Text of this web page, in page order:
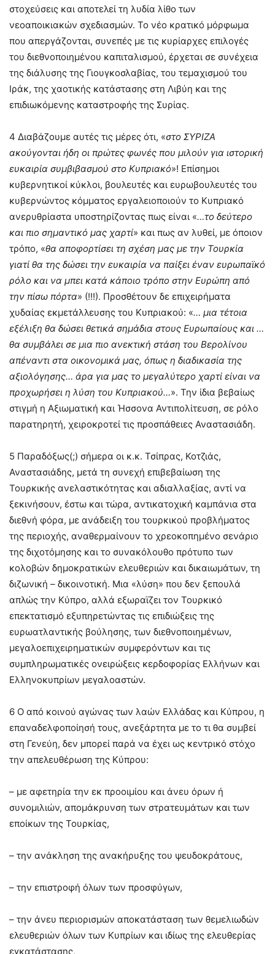
στοχεύσεις και αποτελεί τη λυδία λίθο των
νεοαποικιακών σχεδιασμών. Το νέο κρατικό μόρφωμα
που απεργάζονται, συνεπές με τις κυρίαρχες επιλογές
του διεθνοποιημένου καπιταλισμού, έρχεται σε συνέχεια
της διάλυσης της Γιουγκοσλαβίας, του τεμαχισμού του
Ιράκ, της χαοτικής κατάστασης στη Λιβύη και της
επιδιωκόμενης καταστροφής της Συρίας.
4 Διαβάζουμε αυτές τις μέρες ότι, «στο ΣΥΡΙΖΑ
ακούγονται ήδη οι πρώτες φωνές που μιλούν για ιστορική
ευκαιρία συμβιβασμού στο Κυπριακό»! Επίσημοι
κυβερνητικοί κύκλοι, βουλευτές και ευρωβουλευτές του
κυβερνώντος κόμματος εργαλειοποιούν το Κυπριακό
ανερυθρίαστα υποστηρίζοντας πως είναι «…το δεύτερο
και πιο σημαντικό μας χαρτί» και πως αν λυθεί, με όποιον
τρόπο, «θα αποφορτίσει τη σχέση μας με την Τουρκία
γιατί θα της δώσει την ευκαιρία να παίξει έναν ευρωπαϊκό
ρόλο και να μπει κατά κάποιο τρόπο στην Ευρώπη από
την πίσω πόρτα» (!!!). Προσθέτουν δε επιχειρήματα
χυδαίας εκμετάλλευσης του Κυπριακού: «… μια τέτοια
εξέλιξη θα δώσει θετικά σημάδια στους Ευρωπαίους και …
θα συμβάλει σε μια πιο ανεκτική στάση του Βερολίνου
απέναντι στα οικονομικά μας, όπως η διαδικασία της
αξιολόγησης… άρα για μας το μεγαλύτερο χαρτί είναι να
προχωρήσει η λύση του Κυπριακού…». Την ίδια βεβαίως
στιγμή η Αξιωματική και Ήσσονα Αντιπολίτευση, σε ρόλο
παρατηρητή, χειροκροτεί τις προσπάθειες Αναστασιάδη.
5 Παραδόξως(;) σήμερα οι κ.κ. Τσίπρας, Κοτζιάς,
Αναστασιάδης, μετά τη συνεχή επιβεβαίωση της
Τουρκικής ανελαστικότητας και αδιαλλαξίας, αντί να
ξεκινήσουν, έστω και τώρα, αντικατοχική καμπάνια στα
διεθνή φόρα, με ανάδειξη του τουρκικού προβλήματος
της περιοχής, αναθερμαίνουν το χρεοκοπημένο σενάριο
της διχοτόμησης και το συνακόλουθο πρότυπο των
κολοβών δημοκρατικών ελευθεριών και δικαιωμάτων, τη
διζωνική – δικοινοτική. Μια «λύση» που δεν ξεπουλά
απλώς την Κύπρο, αλλά εξωραϊζει τον Τουρκικό
επεκτατισμό εξυπηρετώντας τις επιδιώξεις της
ευρωατλαντικής βούλησης, των διεθνοποιημένων,
μεγαλοεπιχειρηματικών συμφερόντων και τις
συμπληρωματικές ονειρώξεις κερδοφορίας Ελλήνων και
Ελληνοκυπρίων μεγαλοαστών.
6 Ο από κοινού αγώνας των λαών Ελλάδας και Κύπρου, η
επαναδελφοποίησή τους, ανεξάρτητα με το τι θα συμβεί
στη Γενεύη, δεν μπορεί παρά να έχει ως κεντρικό στόχο
την απελευθέρωση της Κύπρου:
– με αφετηρία την εκ προοιμίου και άνευ όρων ή
συνομιλιών, απομάκρυνση των στρατευμάτων και των
εποίκων της Τουρκίας,
– την ανάκληση της ανακήρυξης του ψευδοκράτους,
– την επιστροφή όλων των προσφύγων,
– την άνευ περιορισμών αποκατάσταση των θεμελιωδών
ελευθεριών όλων των Κυπρίων και ιδίως της ελευθερίας
εγκατάστασης,